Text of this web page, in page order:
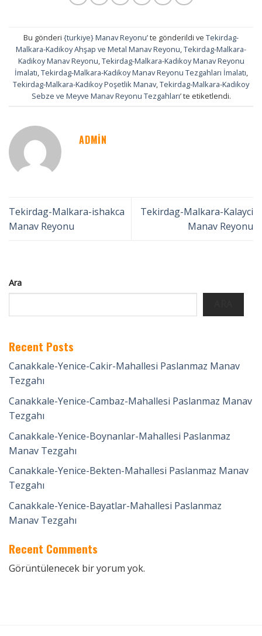
Bu gönderi {turkiye} Manav Reyonu’ te gönderildi ve Tekirdag-
Malkara-Kadikoy Ahşap ve Metal Manav Reyonu,Tekirdag-Malkara-
Kadikoy Manav Reyonu,Tekirdag-Malkara-Kadikoy Manav Reyonu
İmalatı,Tekirdag-Malkara-Kadikoy Manav Reyonu Tezgahları İmalatı,
Tekirdag-Malkara-Kadikoy Poşetlik Manav,Tekirdag-Malkara-Kadikoy
Sebze ve Meyve Manav Reyonu Tezgahları’ te etiketlendi.
ADMIN
Tekirdag-Malkara-ishakca
Manav Reyonu
Tekirdag-Malkara-Kalayci
Manav Reyonu
Ara
Recent Posts
Canakkale-Yenice-Cakir-Mahallesi Paslanmaz Manav
Tezgahı
Canakkale-Yenice-Cambaz-Mahallesi Paslanmaz Manav
Tezgahı
Canakkale-Yenice-Boynanlar-Mahallesi Paslanmaz
Manav Tezgahı
Canakkale-Yenice-Bekten-Mahallesi Paslanmaz Manav
Tezgahı
Canakkale-Yenice-Bayatlar-Mahallesi Paslanmaz
Manav Tezgahı
Recent Comments
Görüntülenecek bir yorum yok.